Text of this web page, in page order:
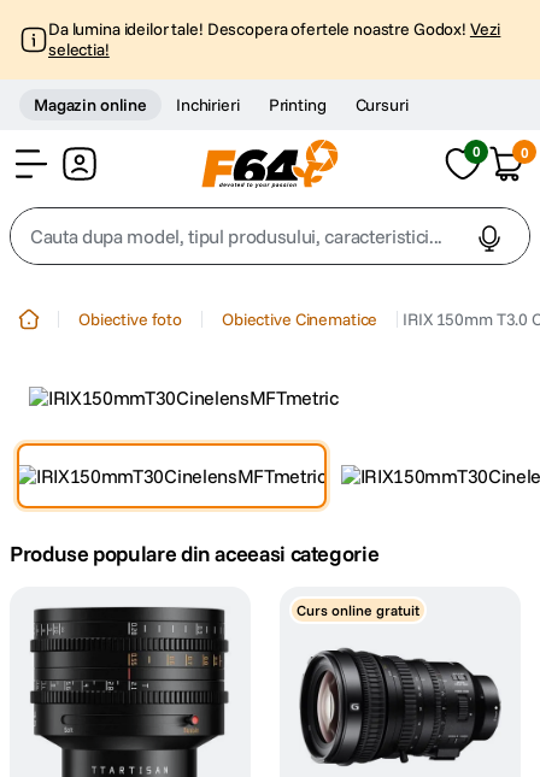
Da lumina ideilor tale! Descopera ofertele noastre Godox! Vezi
selectia!
Magazin online Inchirieri Printing Cursuri
0 0
Cauta dupa model, tipul produsului, caracteristici...
3. trepied telefon
6. lavaliera
7. card memorie
dji mic mini
Obiective foto Obiective Cinematice IRIX 150mm T3.0
Produse populare din aceeasi categorie
Curs online gratuit